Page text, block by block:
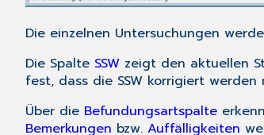
Die einzelnen Untersuchungen
Die Spalte SSW zeigt den aktuellen
fest, dass die SSW korrigiert
Über die Befundungsartspalte
Bemerkungen bzw. Auffälligkeiten